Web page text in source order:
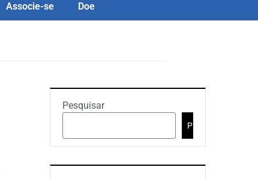
Associe-se Doe
Pesquisar
Pesquisar